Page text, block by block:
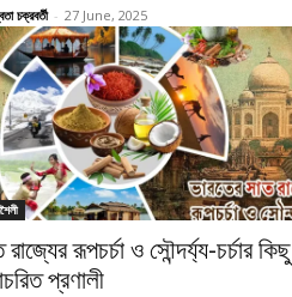
চক্রবর্তী - 27 June, 2025
রাজ্যের রূপচর্চা ও সৌন্দর্য্য-চর্চার কিছু
প্রণালী